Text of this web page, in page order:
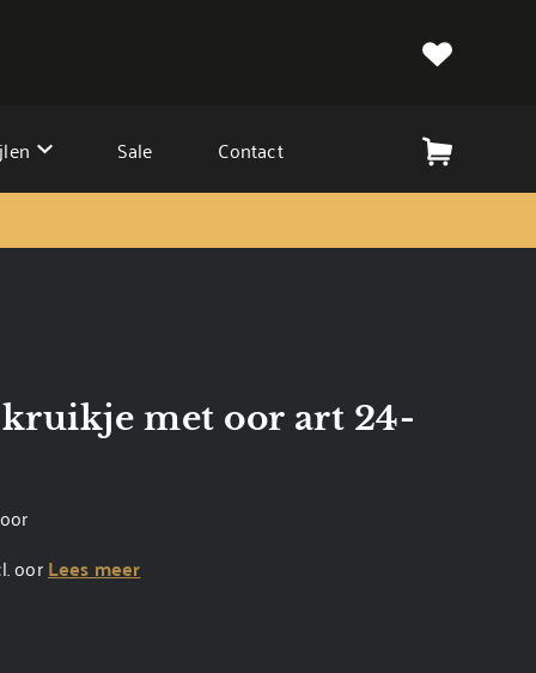
Sale Contact
met oor art 24-
oorLees meer